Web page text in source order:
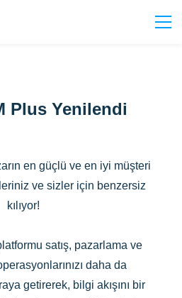
Plus Yenilendi
en güçlü ve en iyi müşteri
ve sizler için benzersiz
kılıyor!
satış, pazarlama ve
daha da
getirerek, bilgi akışını bir